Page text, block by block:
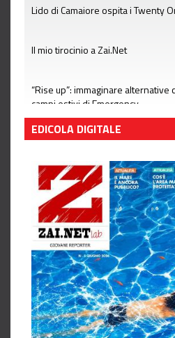
Lido di Camaiore ospita i Twenty
Il mio tirocinio a Zai.Net
“Rise up”: immaginare alternative
campi estivi di Emergency
EDICOLA DIGITALE